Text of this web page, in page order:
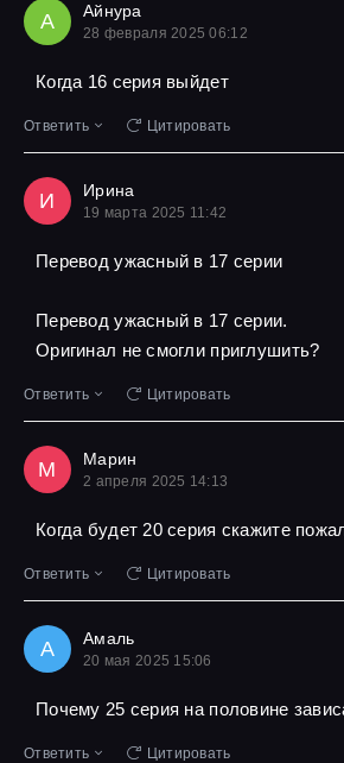
А Айнура
28 февраля 2025 06:12
Когда 16 серия выйдет
Ответить Цитировать
И Ирина
19 марта 2025 11:42
Перевод ужасный в 17 серии
Перевод ужасный в 17 серии.
Оригинал не смогли приглушить?
Ответить Цитировать
М Марин
2 апреля 2025 14:13
Когда будет 20 серия скажите
Ответить Цитировать
А Амаль
20 мая 2025 15:06
Почему 25 серия на половине
Ответить Цитировать